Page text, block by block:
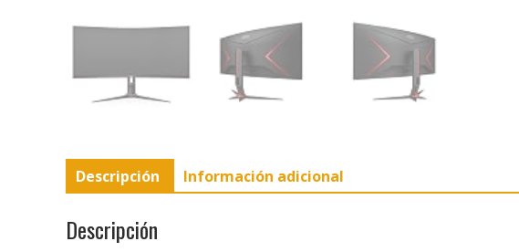
Descripción Información adicional
Descripción